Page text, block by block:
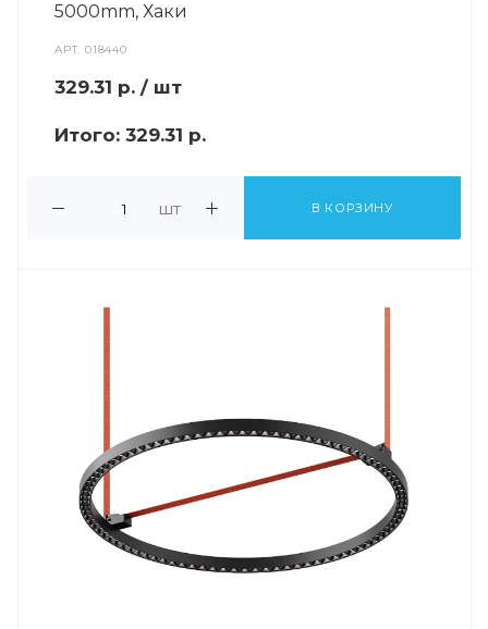
5000mm, Хаки
АРТ.018440
329.31 р. / шт
Итого: 329.31 р.
шт В КОРЗИНУ